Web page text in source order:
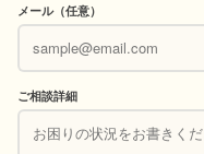
メール（任意）
ご相談詳細